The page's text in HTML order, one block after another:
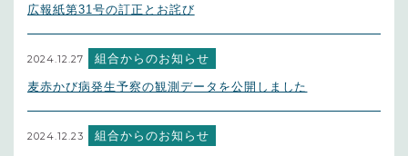
広報紙第31号の訂正とお詫び
2024.12.27 組合からのお知らせ
麦赤かび病発生予察の観測データを公開しました
2024.12.23 組合からのお知らせ